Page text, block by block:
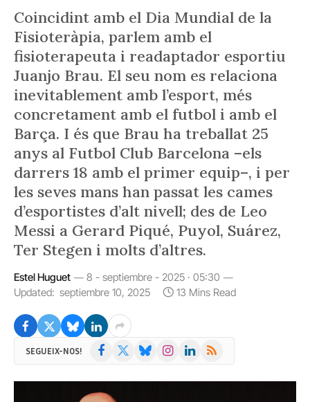
Coincidint amb el Dia Mundial de la
Fisioteràpia, parlem amb el
fisioterapeuta i readaptador esportiu
Juanjo Brau. El seu nom es relaciona
inevitablement amb l’esport, més
concretament amb el futbol i amb el
Barça. I és que Brau ha treballat 25
anys al Futbol Club Barcelona –els
darrers 18 amb el primer equip–, i per
les seves mans han passat les cames
d’esportistes d’alt nivell; des de Leo
Messi a Gerard Piqué, Puyol, Suárez,
Ter Stegen i molts d’altres.
Estel Huguet
8 - septiembre - 2025 · 05:30
Updated: septiembre 10, 2025 13 Mins Read
SEGUEIX-NOS! Facebook BlueskyInstagramLinkedIn
RSS